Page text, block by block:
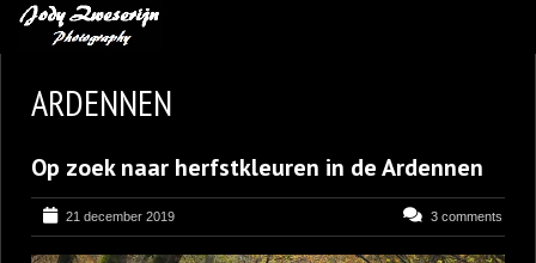
BLOG
LEREN VAN KUNST
BENCE MATE FOTOHUTTEN
OVER MIJ
ARDENNEN
Op zoek naar herfstkleuren in de Ardennen
21 december 2019 3 comments